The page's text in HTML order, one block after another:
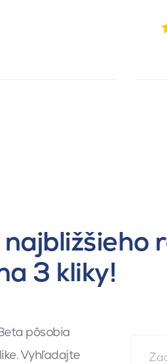
3 kliky!
pôsobia
Vyhľadajte